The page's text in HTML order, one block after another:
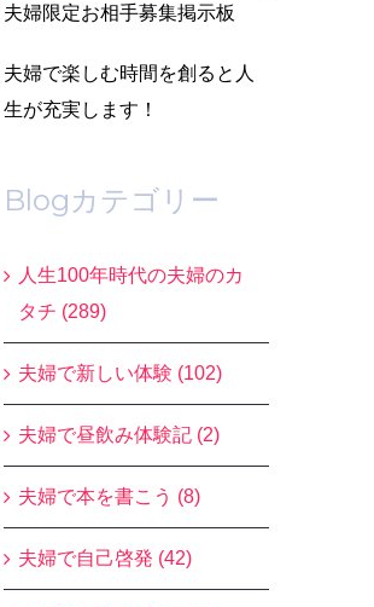
夫婦限定お相手募集掲示板
夫婦で楽しむ時間を創ると人
生が充実します！
Blogカテゴリー
人生100年時代の夫婦のカ
タチ (289)
夫婦で新しい体験 (102)
夫婦で昼飲み体験記 (2)
夫婦で本を書こう (8)
夫婦で自己啓発 (42)